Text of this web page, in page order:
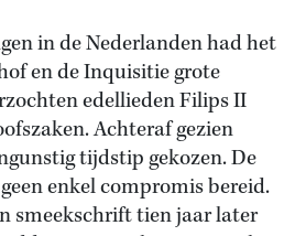
in de Nederlanden had het
en de Inquisitie grote
edellieden Filips II
Achteraf gezien
tijdstip gekozen. De
enkel compromis bereid.
smeekschrift tien jaar later